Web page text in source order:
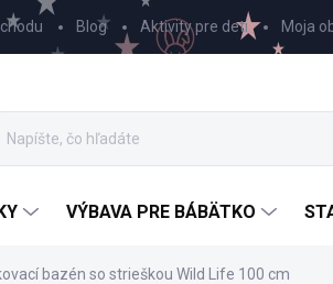
Blog Aktivity pre deti Moja
VÝBAVA PRE BÁBÄTKO
bazén so strieškou Wild Life 100 cm